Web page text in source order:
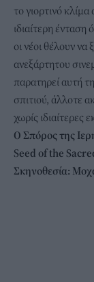
το γιορτινό
ιδιαίτερη
οι νέοι θέλουν
ανεξάρτητου
παρατηρεί αυτή
σπιτιού, άλλοτε
χωρίς ιδιαίτερες
Ο Σπόρος της
Seed of the
Σκηνοθεσία: